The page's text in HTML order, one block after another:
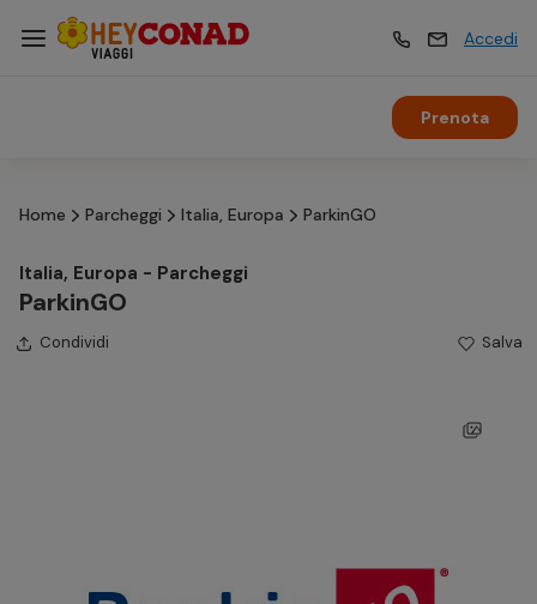
Esperienze
Hotel
Accedi
Esperienze
Hotel
Prenota
Home Parcheggi Italia, Europa ParkinGO
Italia, Europa - Parcheggi
ParkinGO
Condividi Salva